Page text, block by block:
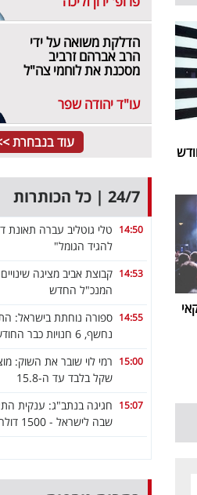
הדלקת משואה על ידי
הרב אברהם זרביב
מסכנת את לוחמי צה"ל
עו"ד יהודה שפר
עוד בנבחרת
24/7 | כל הכותרות
14:50 טלי גוטליב עברה תאונת
להגיד הגומל"
14:53 קבוצת אביב מציגה
המנכ"ל החדש
14:55 ספורה נוחתת בישראל:
נחשף, 6 חנויות כבר החודש
15:00
שקל בלבד עד ה-15.8
15:07 חגיגה בנתב"ג: ענקית
שבה לישראל - 1500 דולר בלבד